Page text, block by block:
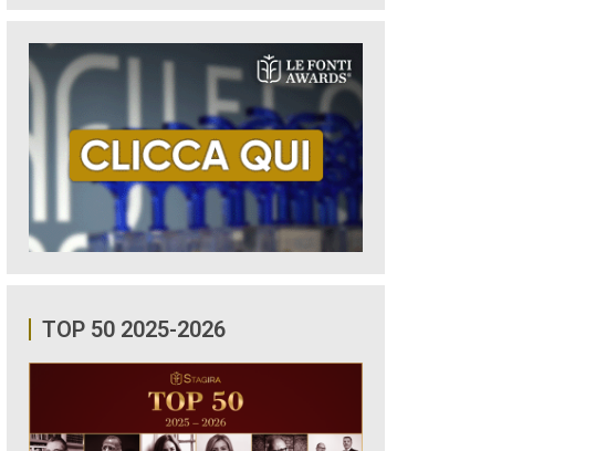
TOP 50 2025-2026